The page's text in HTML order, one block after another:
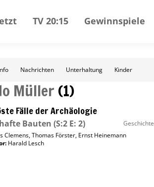
TV 20:15 Gewinnspiele
Nachrichten Unterhaltung Kinder
Müller (1)
Fälle der Archäologie
Bauten (S:2 E: 2) Geschichte
Clemens,Thomas Förster, Ernst Heinemann
: Harald Lesch